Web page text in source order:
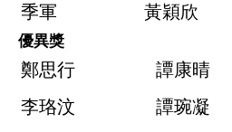
季軍
黃穎欣
優異獎
鄭思行 譚康晴
李珞汶
譚琬凝